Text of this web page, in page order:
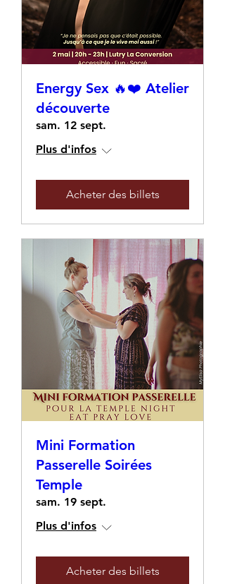
Energy Sex 🔥❤️ Atelier
découverte
sam. 12 sept.
Plus d'infos
Acheter des billets
Mini Formation
Passerelle Soirées
Temple
sam. 19 sept.
Plus d'infos
Acheter des billets